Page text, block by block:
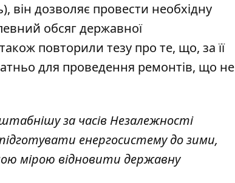
він дозволяє провести необхідну
обсяг державної
повторили тезу про те, що, за її
для проведення ремонтів, що не
за часів Незалежності
енергосистемудо зими,
мірою відновити державну